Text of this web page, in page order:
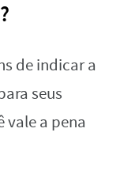
de indicar a
seus
vale a pena